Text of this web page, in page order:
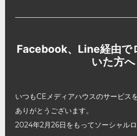
Facebook、Line経由で
いた方へ
いつもCEメディアハウスのサービス
ありがとうございます。
2024年2月26日をもってソーシャル